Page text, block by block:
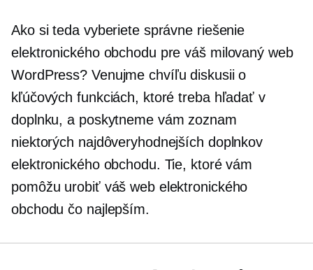
Ako si teda vyberiete správne riešenie
elektronického obchodu pre váš milovaný web
WordPress? Venujme chvíľu diskusii o
kľúčových funkciách, ktoré treba hľadať v
doplnku, a poskytneme vám zoznam
niektorých najdôveryhodnejších doplnkov
elektronického obchodu. Tie, ktoré vám
pomôžu urobiť váš web elektronického
obchodu čo najlepším.